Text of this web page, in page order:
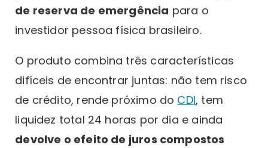
de reserva de emergência para o
investidor pessoa física brasileiro.
O produto combina três características
difíceis de encontrar juntas: não tem risco
de crédito, rende próximo do CDI, tem
liquidez total 24 horas por dia e ainda
devolve o efeito de juros compostos